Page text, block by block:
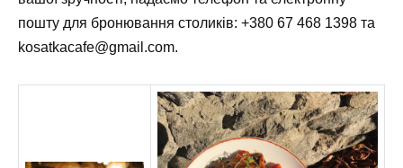
пошту для бронювання столиків: +380 67 468 1398 та
kosatkacafe@gmail.com.